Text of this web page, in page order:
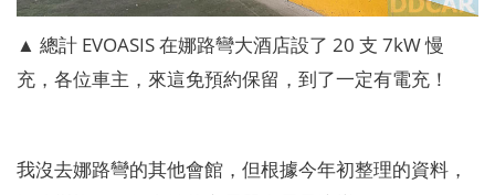
▲ 總計 EVOASIS 在娜路彎大酒店設了 20 支 7kW 慢
充，各位車主，來這免預約保留，到了一定有電充！
我沒去娜路彎的其他會館，但根據今年初整理的資料，